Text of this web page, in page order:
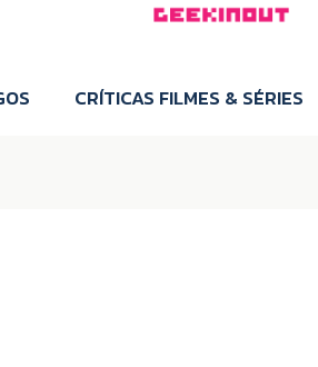
CRÍTICAS FILMES & SÉRIES